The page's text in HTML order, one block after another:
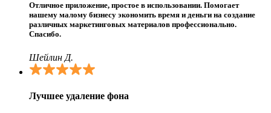
Отличное приложение, простое в использовании. Помогает
нашему малому бизнесу экономить время и деньги на создание
различных маркетинговых материалов профессионально.
Спасибо.
Шейлин Д.
Лучшее удаление фона